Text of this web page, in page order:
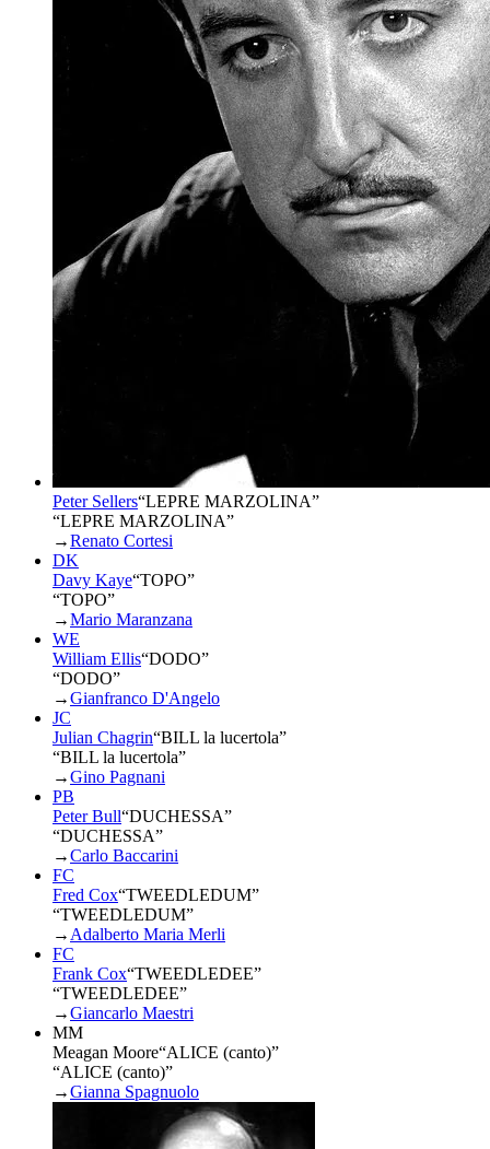
Peter Sellers“LEPRE MARZOLINA”
“LEPRE MARZOLINA”
→Renato Cortesi
DK
Davy Kaye“TOPO”
“TOPO”
→Mario Maranzana
WE
William Ellis“DODO”
“DODO”
→Gianfranco D'Angelo
JC
Julian Chagrin“BILL la lucertola”
“BILL la lucertola”
→Gino Pagnani
PB
Peter Bull“DUCHESSA”
“DUCHESSA”
→Carlo Baccarini
FC
Fred Cox“TWEEDLEDUM”
“TWEEDLEDUM”
→ Adalberto Maria Merli
FC
Frank Cox“TWEEDLEDEE”
“TWEEDLEDEE”
→Giancarlo Maestri
MM
Meagan Moore“ALICE (canto)”
“ALICE (canto)”
→Gianna Spagnuolo